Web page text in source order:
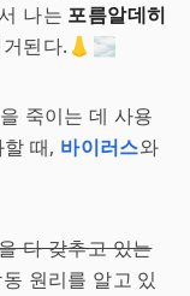
나는 포름알데히
거된다.👃🌫
죽이는 데 사용
때, 바이러스와
다 갖추고 있는
원리를 알고 있